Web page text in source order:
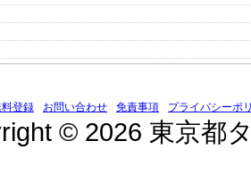
登録 お問い合わせ 免責事項 プライバシーポ
© 2026 東京都